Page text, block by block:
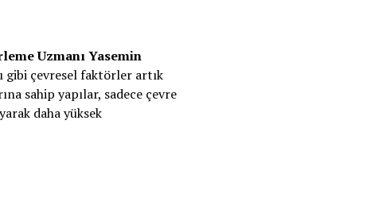
Uzmanı Yasemin
gibi çevresel faktörler artık
sahip yapılar, sadece çevre
daha yüksek